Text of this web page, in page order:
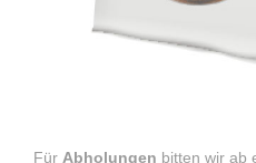
Für Abholungen bitten wir ab